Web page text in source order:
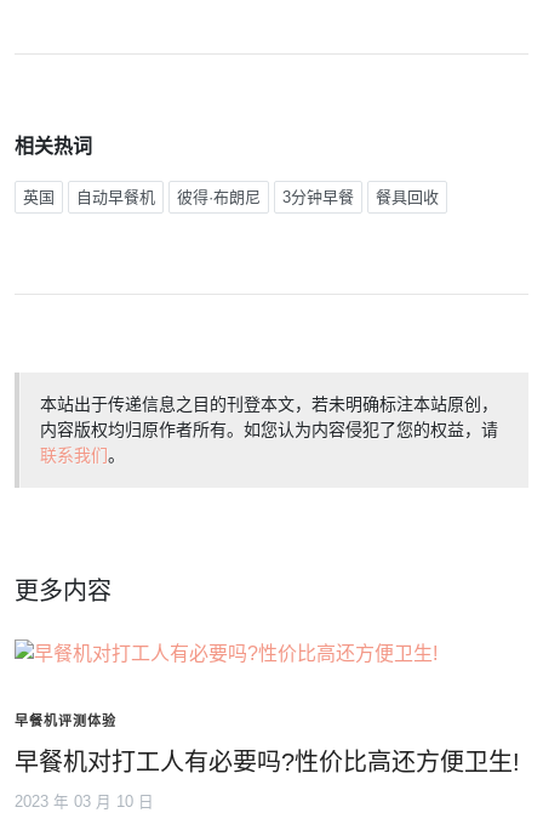
相关热词
英国 自动早餐机 彼得·布朗尼 3分钟早餐 餐具回收
本站出于传递信息之目的刊登本文，若未明确标注本站原创，
内容版权均归原作者所有。如您认为内容侵犯了您的权益，请
联系我们。
更多内容
早餐机评测体验
早餐机对打工人有必要吗?性价比高还方便卫生!
2023 年 03 月 10 日